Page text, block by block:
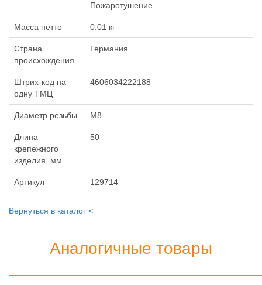
Пожаротушение
Масса нетто 0.01 кг
Страна
происхождения
Германия
Штрих-код на
одну ТМЦ
4606034222188
Диаметр резьбы М8
Длина
крепежного
изделия, мм
50
Артикул 129714
Вернуться в каталог <
Аналогичные товары